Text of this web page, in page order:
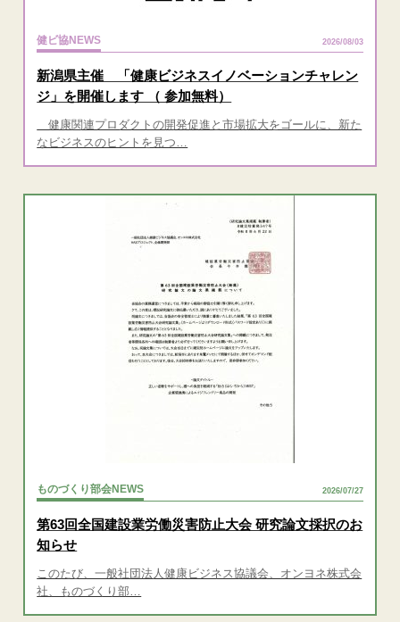
健ビ協NEWS 2026/08/03
新潟県主催 「健康ビジネスイノベーションチャレン
ジ」を開催します （ 参加無料）
健康関連プロダクトの開発促進と市場拡大をゴールに、新た
なビジネスのヒントを見つ…
ものづくり部会NEWS 2026/07/27
第63回全国建設業労働災害防止大会 研究論文採択のお
知らせ
このたび、一般社団法人健康ビジネス協議会、オンヨネ株式会
社、ものづくり部…